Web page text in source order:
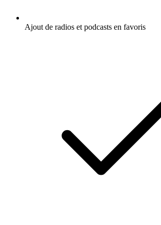
Ajout de radios et podcasts en favoris